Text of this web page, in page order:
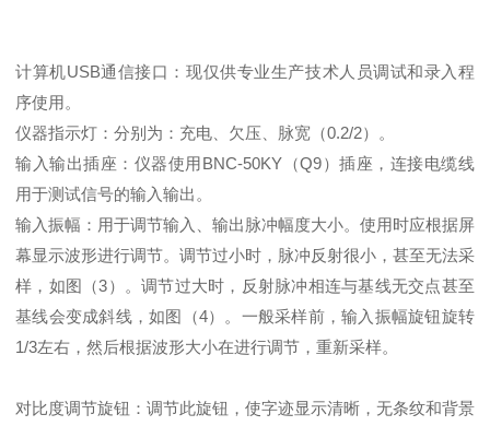
计算机USB通信接口：现仅供专业生产技术人员调试和录入程
序使用。
仪器指示灯：分别为：充电、欠压、脉宽（0.2/2）。
输入输出插座：仪器使用BNC-50KY（Q9）插座，连接电缆线
用于测试信号的输入输出。
输入振幅：用于调节输入、输出脉冲幅度大小。使用时应根据屏
幕显示波形进行调节。调节过小时，脉冲反射很小，甚至无法采
样，如图（3）。调节过大时，反射脉冲相连与基线无交点甚至
基线会变成斜线，如图（4）。一般采样前，输入振幅旋钮旋转
1/3左右，然后根据波形大小在进行调节，重新采样。
对比度调节旋钮：调节此旋钮，使字迹显示清晰，无条纹和背景